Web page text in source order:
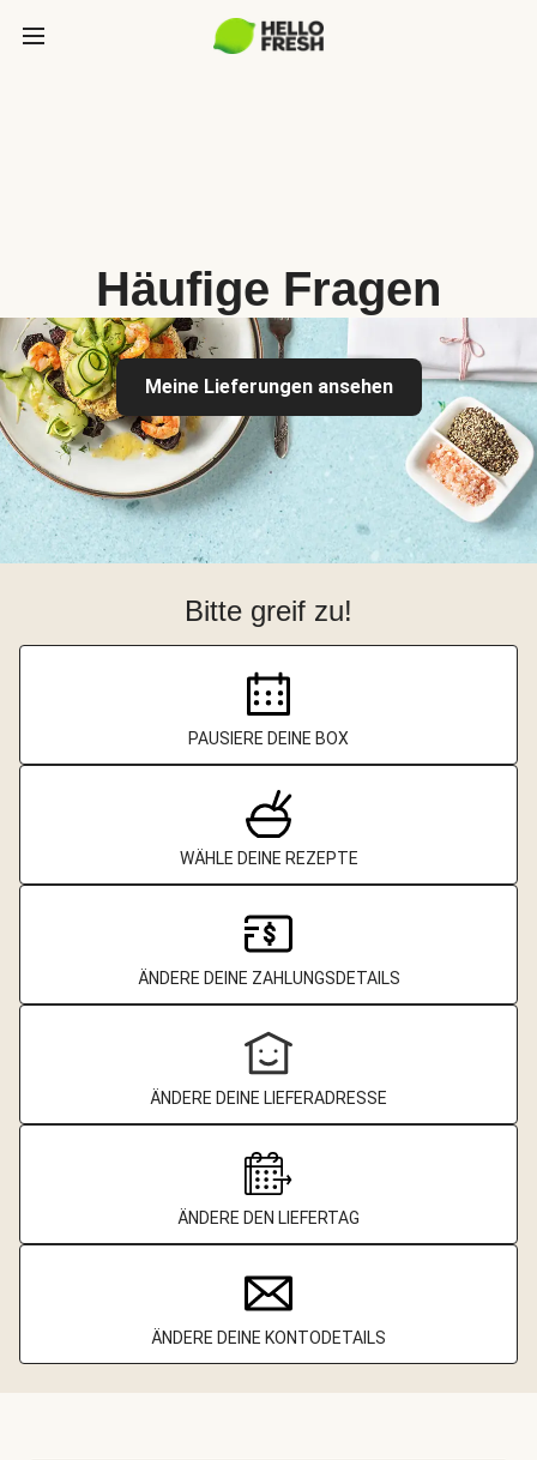
Häufige Fragen
Meine Lieferungen ansehen
Bitte greif zu!
PAUSIERE DEINE BOX
WÄHLE DEINE REZEPTE
ÄNDERE DEINE ZAHLUNGSDETAILS
ÄNDERE DEINE LIEFERADRESSE
ÄNDERE DEN LIEFERTAG
ÄNDERE DEINE KONTODETAILS